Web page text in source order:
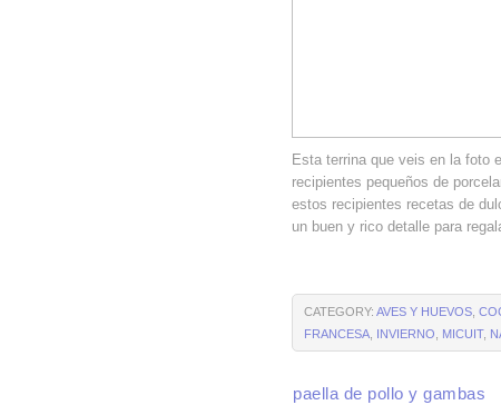
Esta terrina que veis en la foto
recipientes pequeños de
estos recipientes recetas de
un buen y rico detalle para
CATEGORY: AVES Y HUEVOS
FRANCESA INVIERNO MICUIT,
paella de pollo y gambas